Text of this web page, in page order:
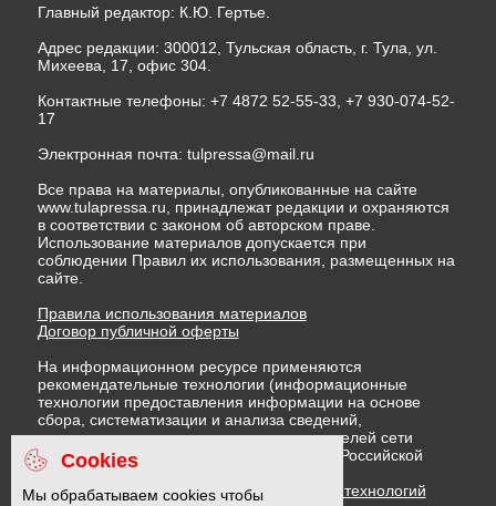
Главный редактор: К.Ю. Гертье.
Адрес редакции: 300012, Тульская область, г. Тула, ул.
Михеева, 17, офис 304.
Контактные телефоны: +7 4872 52-55-33, +7 930-074-52-
17
Электронная почта: tulpressa@mail.ru
Все права на материалы, опубликованные на сайте
www.tulapressa.ru, принадлежат редакции и охраняются
в соответствии с законом об авторском праве.
Использование материалов допускается при
соблюдении Правил их использования, размещенных на
сайте.
Правила использования материалов
Договор публичной оферты
На информационном ресурсе применяются
рекомендательные технологии (информационные
технологии предоставления информации на основе
сбора, систематизации и анализа сведений,
относящихся к предпочтениям пользователей сети
"Интернет", находящихся на территории Российской
Федерации)
Правила применения рекомендательных технологий
Cookies
Мы обрабатываем cookies чтобы